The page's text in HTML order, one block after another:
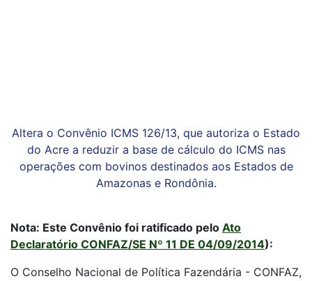
Altera o Convênio ICMS 126/13, que autoriza o Estado
do Acre a reduzir a base de cálculo do ICMS nas
operações com bovinos destinados aos Estados de
Amazonas e Rondônia.
Nota: Este Convênio foi ratificado pelo Ato
Declaratório CONFAZ/SE Nº 11 DE 04/09/2014):
O Conselho Nacional de Política Fazendária - CONFAZ,